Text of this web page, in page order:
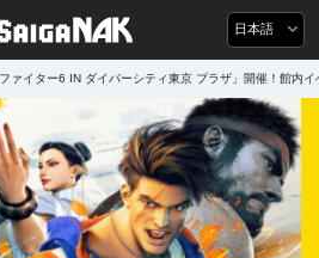
日本語
ファイター6 IN ダイバーシティ東京 プラザ」開催！館内